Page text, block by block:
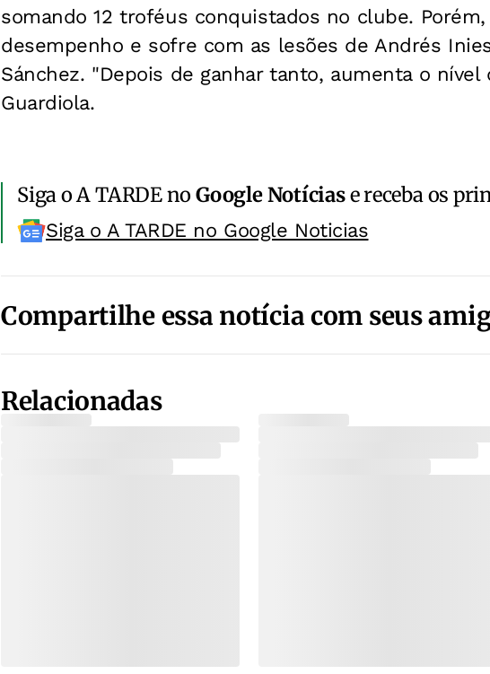
somando 12 troféus conquistados no clube.
desempenho e sofre com as lesões de Andrés
Sánchez. "Depois de ganhar tanto, aumenta o nível
Guardiola.
Siga o A TARDE noGoogle Notíciase receba os
Siga o A TARDE no Google Noticias
Compartilhe essa notícia com seus
Relacionadas